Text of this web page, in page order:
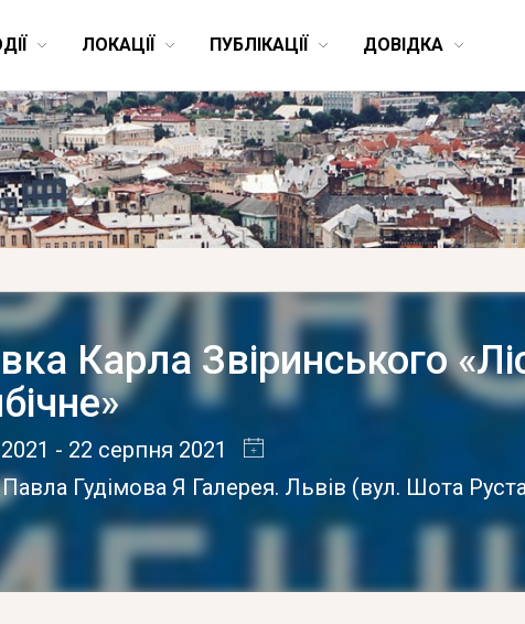
ЛОКАЦІЇ ПУБЛІКАЦІЇ ДОВІДКА
Карла Звіринського
- 22 серпня 2021
Гудімова Я Галерея. Львів (вул. Шота